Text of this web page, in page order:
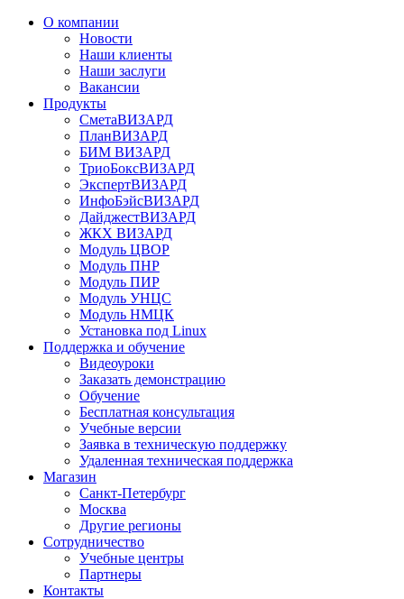
О компании
Новости
Наши клиенты
Наши заслуги
Вакансии
Продукты
СметаВИЗАРД
ПланВИЗАРД
БИМ ВИЗАРД
ТриоБоксВИЗАРД
ЭкспертВИЗАРД
ИнфоБэйсВИЗАРД
ДайджестВИЗАРД
ЖКХ ВИЗАРД
Модуль ЦВОР
Модуль ПНР
Модуль ПИР
Модуль УНЦС
Модуль НМЦК
Установка под Linux
Поддержка и обучение
Видеоуроки
Заказать демонстрацию
Обучение
Бесплатная консультация
Учебные версии
Заявка в техническую поддержку
Удаленная техническая поддержка
Магазин
Санкт-Петербург
Москва
Другие регионы
Сотрудничество
Учебные центры
Партнеры
Контакты